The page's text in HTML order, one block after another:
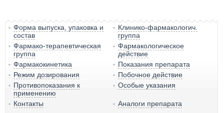
Форма выпуска, упаковка и
состав
Клинико-фармакологич.
группа
Фармако-терапевтическая
группа
Фармакологическое
действие
Фармакокинетика
Показания препарата
Режим дозирования
Побочное действие
Противопоказания к
применению
Особые указания
Контакты Аналоги препарата